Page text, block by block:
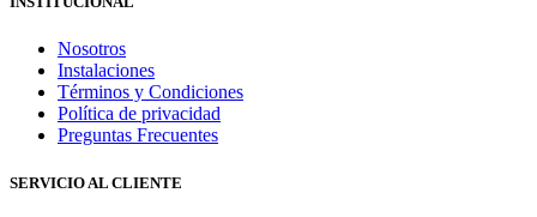
Nosotros
Instalaciones
Términos y Condiciones
Política de privacidad
Preguntas Frecuentes
SERVICIO AL CLIENTE